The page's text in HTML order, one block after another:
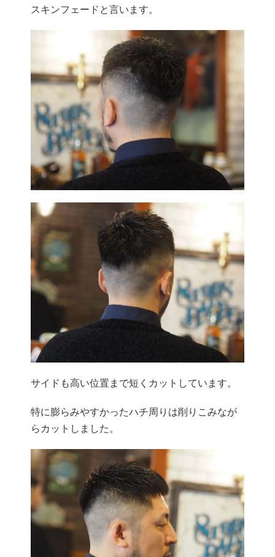
スキンフェードと言います。
サイドも高い位置まで短くカットしています。
特に膨らみやすかったハチ周りは削りこみなが
らカットしました。